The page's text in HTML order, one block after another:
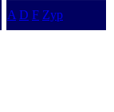
A D F Zyp